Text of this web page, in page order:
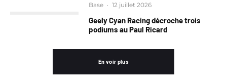
Base · 12 juillet 2026
Geely Cyan Racing décroche trois
podiums au Paul Ricard
En voir plus